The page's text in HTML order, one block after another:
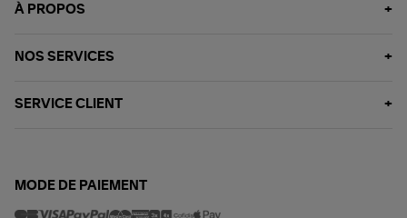
À PROPOS
NOS SERVICES
SERVICE CLIENT
MODE DE PAIEMENT